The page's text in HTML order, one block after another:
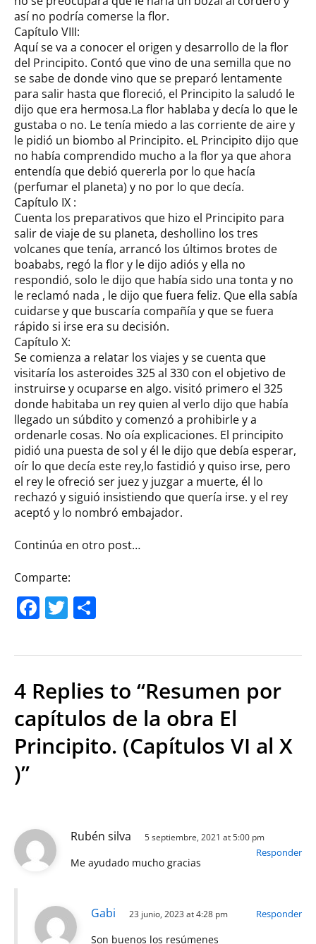
así no podría comerse la flor.
Capítulo VIII:
Aquí se va a conocer el origen y desarrollo de la flor
del Principito. Contó que vino de una semilla que no
se sabe de donde vino que se preparó lentamente
para salir hasta que floreció, el Principito la saludó le
dijo que era hermosa.La flor hablaba y decía lo que le
gustaba o no. Le tenía miedo a las corriente de aire y
le pidió un biombo al Principito. eL Principito dijo que
no había comprendido mucho a la flor ya que ahora
entendía que debió quererla por lo que hacía
(perfumar el planeta) y no por lo que decía.
Capítulo IX :
Cuenta los preparativos que hizo el Principito para
salir de viaje de su planeta, deshollino los tres
volcanes que tenía, arrancó los últimos brotes de
boababs, regó la flor y le dijo adiós y ella no
respondió, solo le dijo que había sido una tonta y no
le reclamó nada , le dijo que fuera feliz. Que ella sabía
cuidarse y que buscaría compañía y que se fuera
rápido si irse era su decisión.
Capítulo X:
Se comienza a relatar los viajes y se cuenta que
visitaría los asteroides 325 al 330 con el objetivo de
instruirse y ocuparse en algo. visitó primero el 325
donde habitaba un rey quien al verlo dijo que había
llegado un súbdito y comenzó a prohibirle y a
ordenarle cosas. No oía explicaciones. El principito
pidió una puesta de sol y él le dijo que debía esperar,
oír lo que decía este rey,lo fastidió y quiso irse, pero
el rey le ofreció ser juez y juzgar a muerte, él lo
rechazó y siguió insistiendo que quería irse. y el rey
aceptó y lo nombró embajador.
Continúa en otro post…
Comparte:
Facebook
Twitter
4 Replies to “Resumen por
capítulos de la obra El
Principito. (Capítulos VI al X
)”
Rubén silva 5 septiembre, 2021 at 5:00 pm
Responder
Me ayudado mucho gracias
Gabi 23 junio, 2023 at 4:28 pm Responder
Son buenos los resúmenes